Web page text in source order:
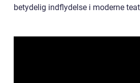
betydelig indflydelse i moderne